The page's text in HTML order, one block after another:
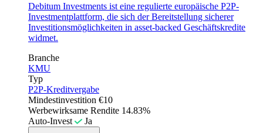
Debitum Investments ist eine regulierte europäische P2P-
Investmentplattform, die sich der Bereitstellung sicherer
Investitionsmöglichkeiten in asset-backed Geschäftskredite
widmet.
Branche
KMU
Typ
P2P-Kreditvergabe
Mindestinvestition €10
Werbewirksame Rendite 14.83%
Auto-Invest
Ja